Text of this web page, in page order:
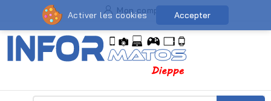
Mon compte
Activer les cookies Accepter